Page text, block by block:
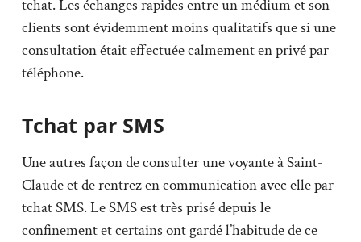
tchat. Les échanges rapides entre un médium et son
clients sont évidemment moins qualitatifs que si une
consultation était effectuée calmement en privé par
téléphone.
Tchat par SMS
Une autres façon de consulter une voyante à Saint-
Claude et de rentrez en communication avec elle par
tchat SMS. Le SMS est très prisé depuis le
confinement et certains ont gardé l’habitude de ce